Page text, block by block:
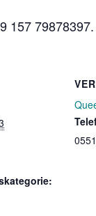
157 79878397.